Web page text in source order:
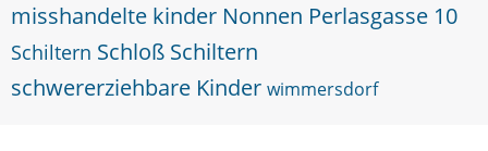
misshandelte kinder Nonnen Perlasgasse 10
Schiltern Schloß Schiltern
schwererziehbare Kinder wimmersdorf